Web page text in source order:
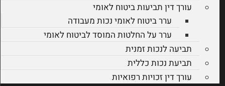
עורך דין תביעות ביטוח לאומי
ערר ביטוח לאומי נכות מעבודה
ערר על החלטות המוסד לביטוח לאומי
תביעה לנכות זמנית
תביעת נכות כללית
עורך דין זכויות רפואיות